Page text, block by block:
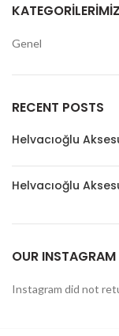
KATEGORILERIMIZ
Genel
RECENT POSTS
Helvacıoğlu
Helvacıoğlu
OUR INSTAGRAM
Instagram did not